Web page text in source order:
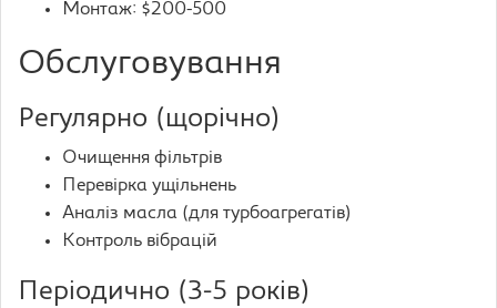
Монтаж: $200-500
Обслуговування
Регулярно (щорічно)
Очищення фільтрів
Перевірка ущільнень
Аналіз масла (для турбоагрегатів)
Контроль вібрацій
Періодично (3-5 років)